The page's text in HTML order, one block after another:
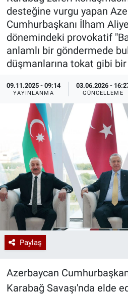
desteğine vurgu yapan
Cumhurbaşkanı İlham
dönemindeki provokatif
anlamlı bir göndermede
düşmanlarına tokat gibi
09.11.2025 - 09:14
YAYINLANMA
03.06.2026 -
GÜNCELLEME
Paylaş
Azerbaycan
Karabağ Savaşı'nda elde
Özel Haberler
Yazarlar
Dünya
Medya
Özel Haberler
Kadın
Erişim Bilgileri
Sağlık
Teknoloji
Ramazan
Haber Arşivi